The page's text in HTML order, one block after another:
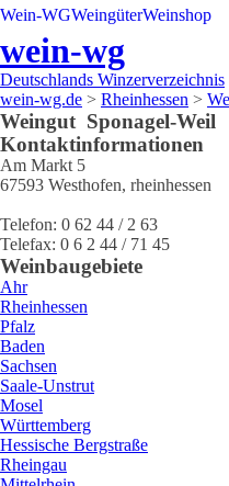
Wein-WGWeingüterWeinshop
wein-wg
Deutschlands Winzerverzeichnis
wein-wg.de > Rheinhessen >
Weingut Sponagel-Weil
Kontaktinformationen
Am Markt 5
67593 Westhofen, rheinhessen
Telefon: 0 62 44 / 2 63
Telefax: 0 6 2 44 / 71 45
Weinbaugebiete
Ahr
Rheinhessen
Pfalz
Baden
Sachsen
Saale-Unstrut
Mosel
Württemberg
Hessische Bergstraße
Rheingau